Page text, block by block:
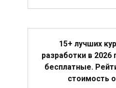
15+ лучших
разработки в 2026
бесплатные.
стоимость